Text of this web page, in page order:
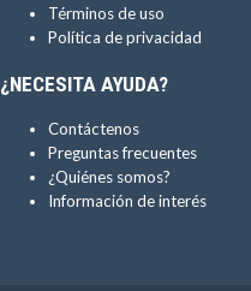
Términos de uso
Política de privacidad
¿NECESITA AYUDA?
Contáctenos
Preguntas frecuentes
¿Quiénes somos?
Información de interés